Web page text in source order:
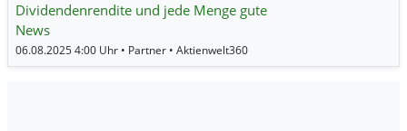
Dividendenrendite und jede Menge gute
News
06.08.2025 4:00 Uhr • Partner • Aktienwelt360